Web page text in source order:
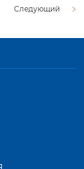
Следующий